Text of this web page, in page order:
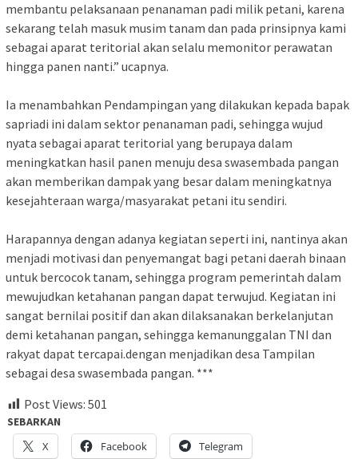
membantu pelaksanaan penanaman padi milik petani, karena
sekarang telah masuk musim tanam dan pada prinsipnya kami
sebagai aparat teritorial akan selalu memonitor perawatan
hingga panen nanti.” ucapnya.
Ia menambahkan Pendampingan yang dilakukan kepada bapak
sapriadi ini dalam sektor penanaman padi, sehingga wujud
nyata sebagai aparat teritorial yang berupaya dalam
meningkatkan hasil panen menuju desa swasembada pangan
akan memberikan dampak yang besar dalam meningkatnya
kesejahteraan warga/masyarakat petani itu sendiri.
Harapannya dengan adanya kegiatan seperti ini, nantinya akan
menjadi motivasi dan penyemangat bagi petani daerah binaan
untuk bercocok tanam, sehingga program pemerintah dalam
mewujudkan ketahanan pangan dapat terwujud. Kegiatan ini
sangat bernilai positif dan akan dilaksanakan berkelanjutan
demi ketahanan pangan, sehingga kemanunggalan TNI dan
rakyat dapat tercapai.dengan menjadikan desa Tampilan
sebagai desa swasembada pangan. ***
Post Views: 501
SEBARKAN
X
Facebook Telegram